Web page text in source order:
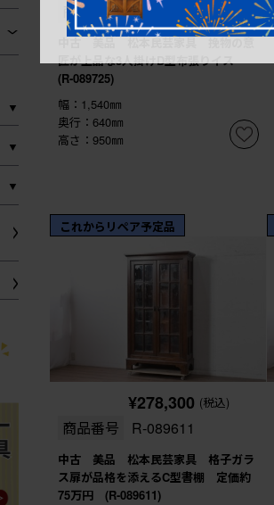
商品番号 R-089725
匠が上品な3人掛けD型布張りイス
(R-089725)
幅：1,540㎜
奥行：640㎜
高さ：950㎜
これからリペア予定品
¥278,300 (税込)
商品番号 R-089611
中古 美品 松本民芸家具 格子ガラ
ス扉が品格を添えるC型書棚 定価約
75万円 (R-089611)